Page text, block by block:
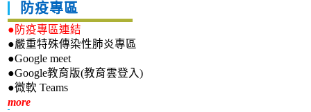
防疫專區
●防疫專區連結
●嚴重特殊傳染性肺炎專區
●Google meet
●Google教育版(教育雲登入)
●微軟 Teams
more新生專區